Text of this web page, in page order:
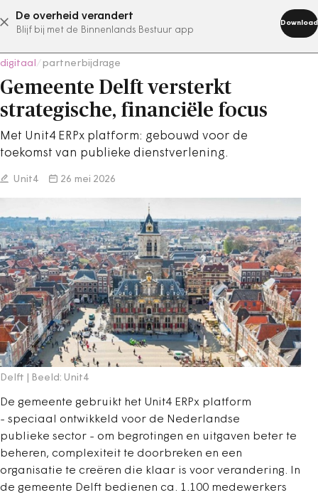
De overheid verandert
Blijf bij met de Binnenlands Bestuur app
Download
abonneer nu
digitaal partnerbijdrage
Gemeente Delft versterkt
strategische, financiële focus
Met Unit4 ERPx platform: gebouwd voor de
toekomst van publieke dienstverlening.
Unit4 26 mei 2026
Delft | Beeld: Unit4
De gemeente gebruikt het Unit4 ERPx platform
- speciaal ontwikkeld voor de Nederlandse
publieke sector - om begrotingen en uitgaven beter te
beheren, complexiteit te doorbreken en een
organisatie te creëren die klaar is voor verandering. In
de gemeente Delft bedienen ca. 1.100 medewerkers